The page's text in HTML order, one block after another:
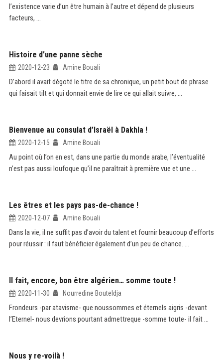
l’existence varie d’un être humain à l’autre et dépend de plusieurs
facteurs, ...
Histoire d’une panne sèche
2020-12-23 Amine Bouali
D’abord il avait dégoté le titre de sa chronique, un petit bout de phrase
qui faisait tilt et qui donnait envie de lire ce qui allait suivre, ...
Bienvenue au consulat d’Israël à Dakhla !
2020-12-15 Amine Bouali
Au point où l’on en est, dans une partie du monde arabe, l’éventualité
n’est pas aussi loufoque qu’il ne paraîtrait à première vue et une ...
Les êtres et les pays pas-de-chance !
2020-12-07 Amine Bouali
Dans la vie, il ne suffit pas d’avoir du talent et fournir beaucoup d’efforts
pour réussir : il faut bénéficier également d’un peu de chance. ...
Il fait, encore, bon être algérien… somme toute !
2020-11-30 Nourredine Bouteldja
Frondeurs -par atavisme- que noussommes et éternels aigris -devant
l’Eternel- nous devrions pourtant admettreque -somme toute- il fait ...
Nous y re-voilà !